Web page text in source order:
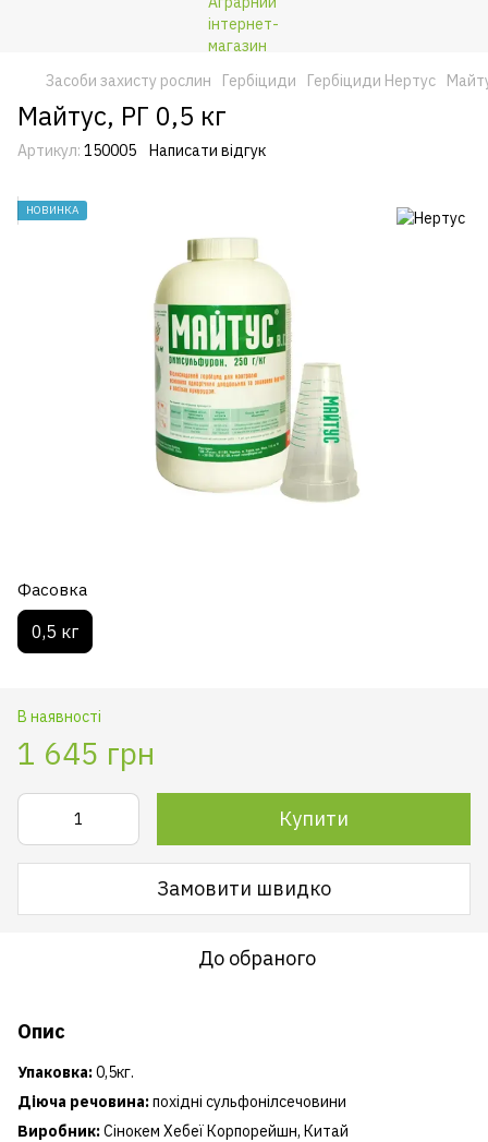
Засоби захисту рослин Гербіциди Гербіциди Нертус
Майтус, РГ 0,5 кг
Артикул: 150005 Написати відгук
НОВИНКА
Фасовка
0,5 кг
В наявності
1 645 грн
Купити
Замовити швидко
До обраного
Опис
Упаковка:0,5кг.
Діюча речовина:похідні сульфонілсечовини
Виробник:Сінокем Хебеї Корпорейшн, Китай